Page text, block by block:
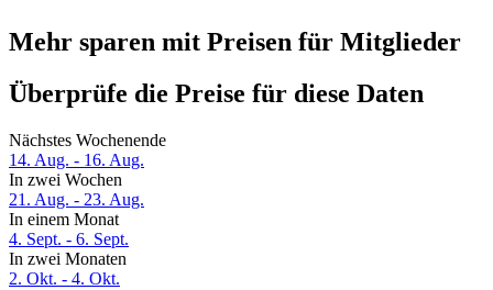
Mehr sparen mit Preisen für Mitglieder
Überprüfe die Preise für diese Daten
Nächstes Wochenende
14. Aug. - 16. Aug.
In zwei Wochen
21. Aug. - 23. Aug.
In einem Monat
4. Sept. - 6. Sept.
In zwei Monaten
2. Okt. - 4. Okt.